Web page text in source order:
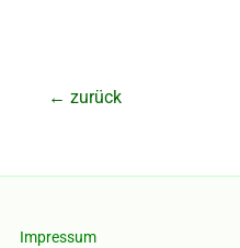
← zurück
Impressum